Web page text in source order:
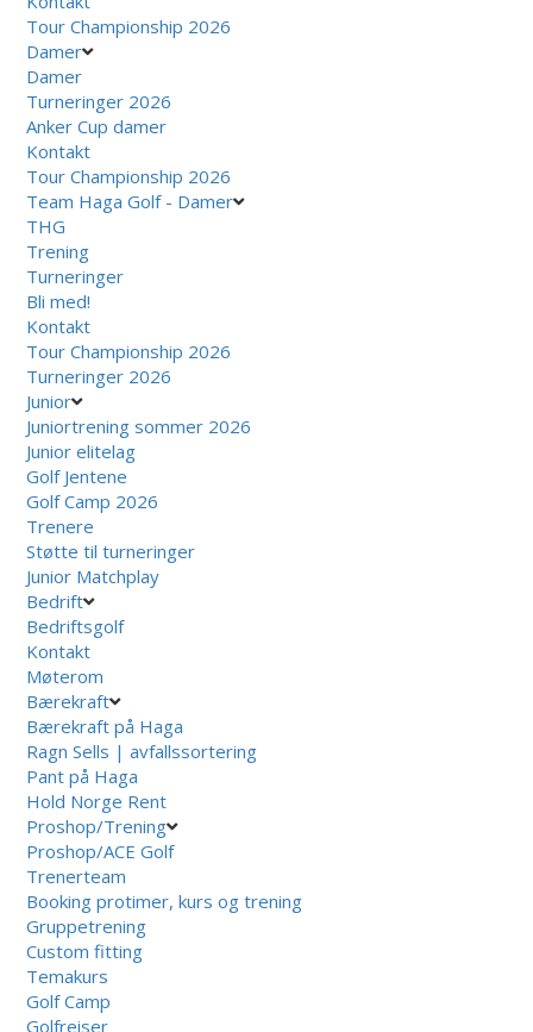
Tour Championship 2026
Damer
Damer
Turneringer 2026
Anker Cup damer
Kontakt
Tour Championship 2026
Team Haga Golf - Damer
THG
Trening
Turneringer
Bli med!
Kontakt
Tour Championship 2026
Turneringer 2026
Junior
Juniortrening sommer 2026
Junior elitelag
Golf Jentene
Golf Camp 2026
Trenere
Støtte til turneringer
Junior Matchplay
Bedrift
Bedriftsgolf
Kontakt
Møterom
Bærekraft
Bærekraft på Haga
Ragn Sells | avfallssortering
Pant på Haga
Hold Norge Rent
Proshop/Trening
Proshop/ACE Golf
Trenerteam
Booking protimer, kurs og trening
Gruppetrening
Custom fitting
Temakurs
Golf Camp
Golfreiser